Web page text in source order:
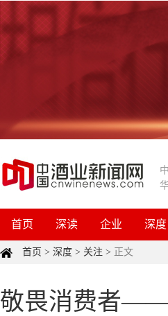
首页 深读 企业 深度
首页 > 深度 > 关注 > 正文
敬畏消费者——